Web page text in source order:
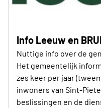
Info Leeuw en
Nuttige info over de
Het gemeentelijk
zes keer per jaar
inwoners van Sint-
beslissingen en de